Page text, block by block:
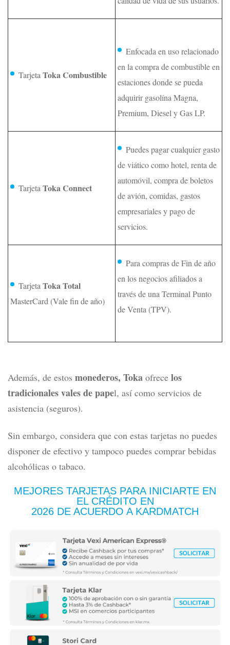
Tarjeta Toka Combustible
Enfocada en uso relacionado
en la compra de combustible en
estaciones donde se pueda
adquirir gasolína Magna,
Premium, Diesel y Gas LP.
Tarjeta Toka Connect
Puedes pagar cualquier gasto
de viático como hotel, renta de
automóvil, compra de boletos
de avión, comidas, gastos
empresariales y pago de
servicios.
Tarjeta Toka Total
MasterCard (Vale fin de año)
Para compras de Fin de año
en los negocios afiliados a
través de una Terminal Punto
de Venta (TPV).
Además, de estos monederos, Toka ofrece los
tradicionales vales de papel, así como servicios de
asistencia (seguros).
Sin embargo, considera que con estas tarjetas no puedes
disponer de efectivo y tampoco puedes comprar bebidas
alcohólicas o tabaco.
MEJORES TARJETAS PARA INICIARTE EN
EL CRÉDITO EN
2026 DE ACUERDO A KARDMATCH